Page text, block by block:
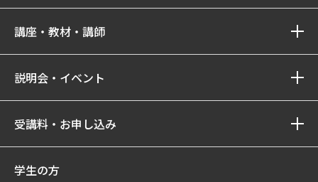
講座・教材・講師
説明会・イベント
受講料・お申し込み
学生の方